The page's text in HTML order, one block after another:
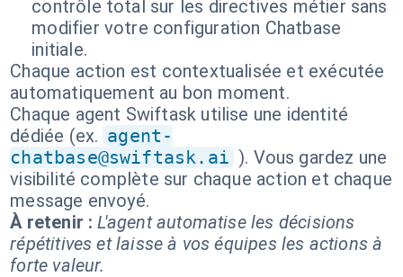
contrôle total sur les directives métier sans
modifier votre configuration Chatbase
initiale.
Chaque action est contextualisée et exécutée
automatiquement au bon moment.
Chaque agent Swiftask utilise une identité
dédiée (ex. agent-
chatbase@swiftask.ai ). Vous gardez une
visibilité complète sur chaque action et chaque
message envoyé.
À retenir : L'agent automatise les décisions
répétitives et laisse à vos équipes les actions à
forte valeur.